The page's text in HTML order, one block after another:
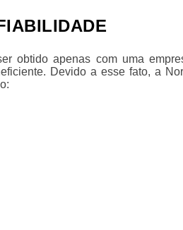
obtido apenas com uma
Devido a esse fato, a